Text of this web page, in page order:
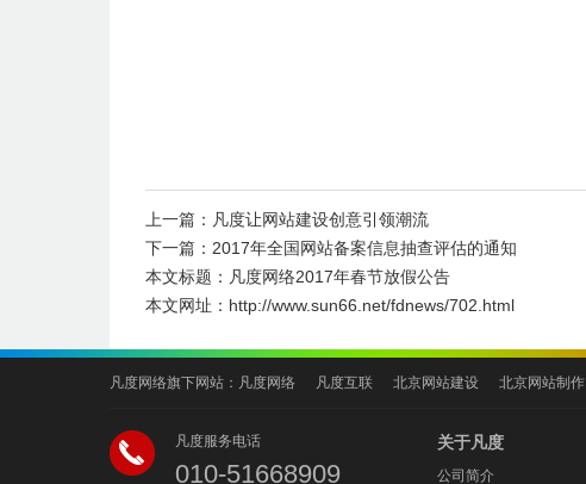
上一篇： 凡度让网站建设创意引领潮流
下一篇： 2017年全国网站备案信息抽查评估的通知
本文标题： 凡度网络2017年春节放假公告
本文网址： http://www.sun66.net/fdnews/702.html
凡度网络旗下网站： 凡度网络 凡度互联 北京网站建设 北京网站制作
凡度服务电话
010-51668909
关于凡度
公司简介